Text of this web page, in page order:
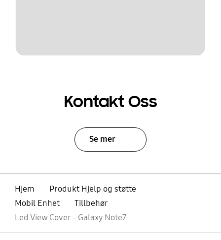
Kontakt Oss
Se mer
Hjem
Produkt Hjelp og støtte
Mobil Enhet
Tillbehør
Led View Cover - Galaxy Note7